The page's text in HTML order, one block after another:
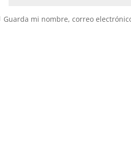
Guarda mi nombre, correo